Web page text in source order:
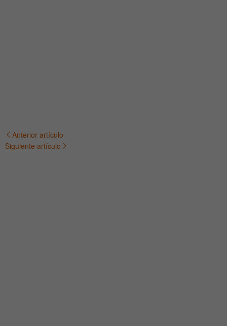
Navegación
Anterior artículo
Siguiente artículo